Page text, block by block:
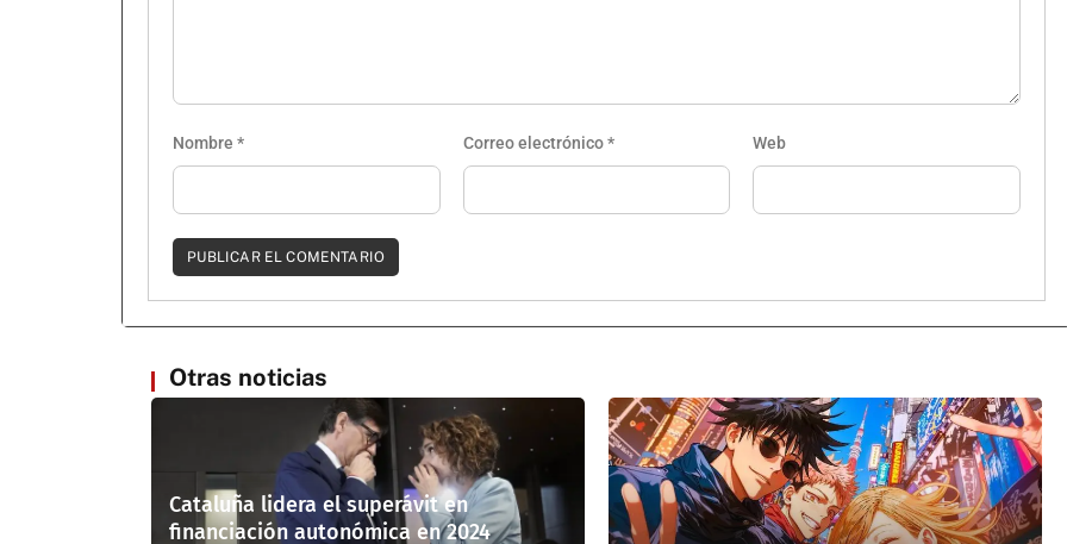
Nombre * Correo electrónico* Web
Otras noticias
Cataluña lidera el superávit en
financiación autonómica en 2024